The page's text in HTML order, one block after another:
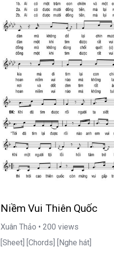
Niềm Vui Thiên Quốc
Xuân Thảo • 200 views
[Sheet] [Chords] [Nghe hát]